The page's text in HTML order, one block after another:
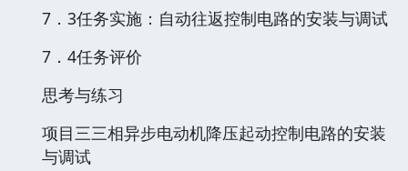
7．3任务实施：自动往返控制电路的安装与调试
7．4任务评价
思考与练习
项目三三相异步电动机降压起动控制电路的安装
与调试